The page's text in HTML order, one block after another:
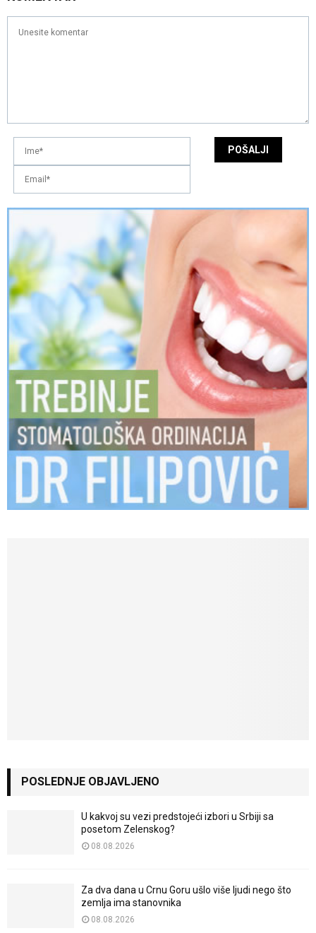
POSLEDNJE OBJAVLJENO
U kakvoj su vezi predstojeći izbori u Srbiji sa
posetom Zelenskog?
08.08.2026
Za dva dana u Crnu Goru ušlo više ljudi nego što
zemlja ima stanovnika
08.08.2026